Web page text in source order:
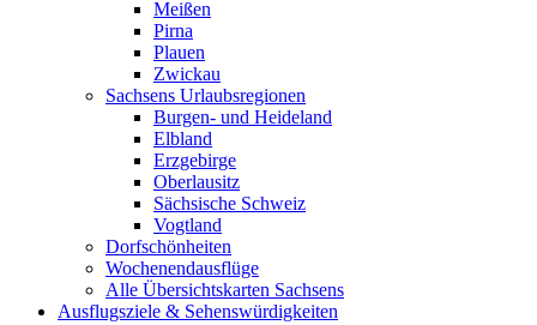
Meißen
Pirna
Plauen
Zwickau
Sachsens Urlaubsregionen
Burgen- und Heideland
Elbland
Erzgebirge
Oberlausitz
Sächsische Schweiz
Vogtland
Dorfschönheiten
Wochenendausflüge
Alle Übersichtskarten Sachsens
Ausflugsziele & Sehenswürdigkeiten